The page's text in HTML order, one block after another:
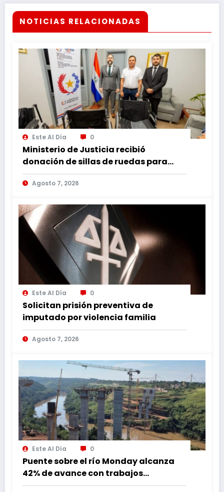
NOTICIAS RELACIONADAS
Este Al Día 0
Ministerio de Justicia recibió
donación de sillas de ruedas para
internos vulnerables
Agosto 7, 2026
Este Al Día 0
Solicitan prisión preventiva de
imputado por violencia familia
Agosto 7, 2026
Este Al Día 0
Puente sobre el río Monday alcanza
42% de avance con trabajos
continuos